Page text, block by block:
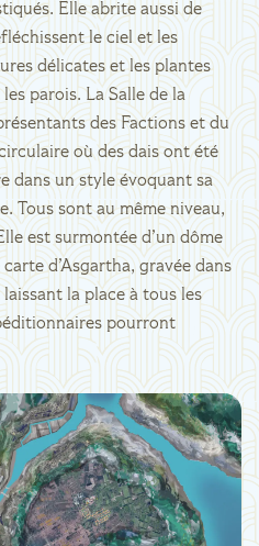
Elle abrite aussi de
le ciel et les
délicates et les plantes
parois. La Salle de la
des Factions et du
où des dais ont été
dans un style évoquant sa
Tous sont au même niveau,
est surmontée d’un dôme
d’Asgartha, gravée dans
la place à tous les
pourront